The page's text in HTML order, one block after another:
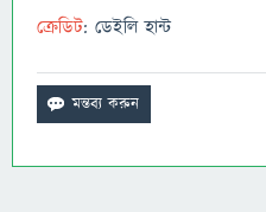
ক্রেডিট: ডেইলি হান্ট